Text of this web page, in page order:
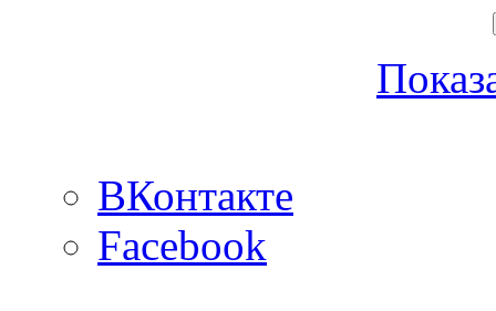
ВКонтакте
Facebook